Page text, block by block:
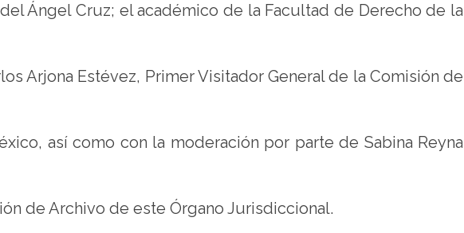
Ángel Cruz; el académico de la Facultad de Derecho de la
Arjona Estévez, Primer Visitador General de la Comisión de
así como con la moderación por parte de Sabina Reyna
de Archivo de este Órgano Jurisdiccional.